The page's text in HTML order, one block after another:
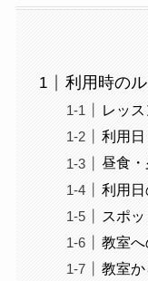
利用時の
レッ
利用
昼食
利用
スポ
教室
教室